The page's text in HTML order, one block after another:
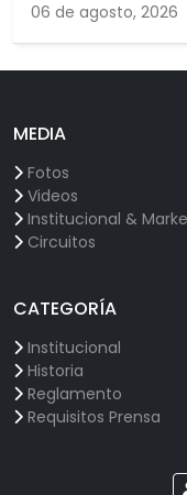
06 de agosto, 2026
MEDIA
Fotos
Videos
Institucional &
Circuitos
CATEGORÍA
Institucional
Historia
Reglamento
Requisitos Prensa